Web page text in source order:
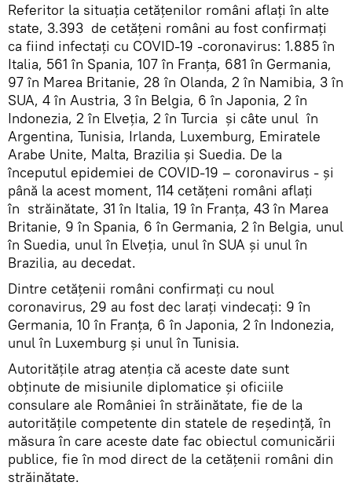
Referitor la situația cetățenilor români aflați în alte
state, 3.393 de cetățeni români au fost confirmați
ca fiind infectați cu COVID-19 -coronavirus: 1.885 în
Italia, 561 în Spania, 107 în Franța, 681 în Germania,
97 în Marea Britanie, 28 în Olanda, 2 în Namibia, 3 în
SUA, 4 în Austria, 3 în Belgia, 6 în Japonia, 2 în
Indonezia, 2 în Elveția, 2 în Turcia și câte unul în
Argentina, Tunisia, Irlanda, Luxemburg, Emiratele
Arabe Unite, Malta, Brazilia și Suedia. De la
începutul epidemiei de COVID-19 – coronavirus - și
până la acest moment, 114 cetățeni români aflați
în străinătate, 31 în Italia, 19 în Franța, 43 în Marea
Britanie, 9 în Spania, 6 în Germania, 2 în Belgia, unul
în Suedia, unul în Elveția, unul în SUA și unul în
Brazilia, au decedat.
Dintre cetățenii români confirmați cu noul
coronavirus, 29 au fost dec larați vindecați: 9 în
Germania, 10 în Franța, 6 în Japonia, 2 în Indonezia,
unul în Luxemburg și unul în Tunisia.
Autoritățile atrag atenția că aceste date sunt
obținute de misiunile diplomatice și oficiile
consulare ale României în străinătate, fie de la
autoritățile competente din statele de reședință, în
măsura în care aceste date fac obiectul comunicării
publice, fie în mod direct de la cetățenii români din
străinătate.